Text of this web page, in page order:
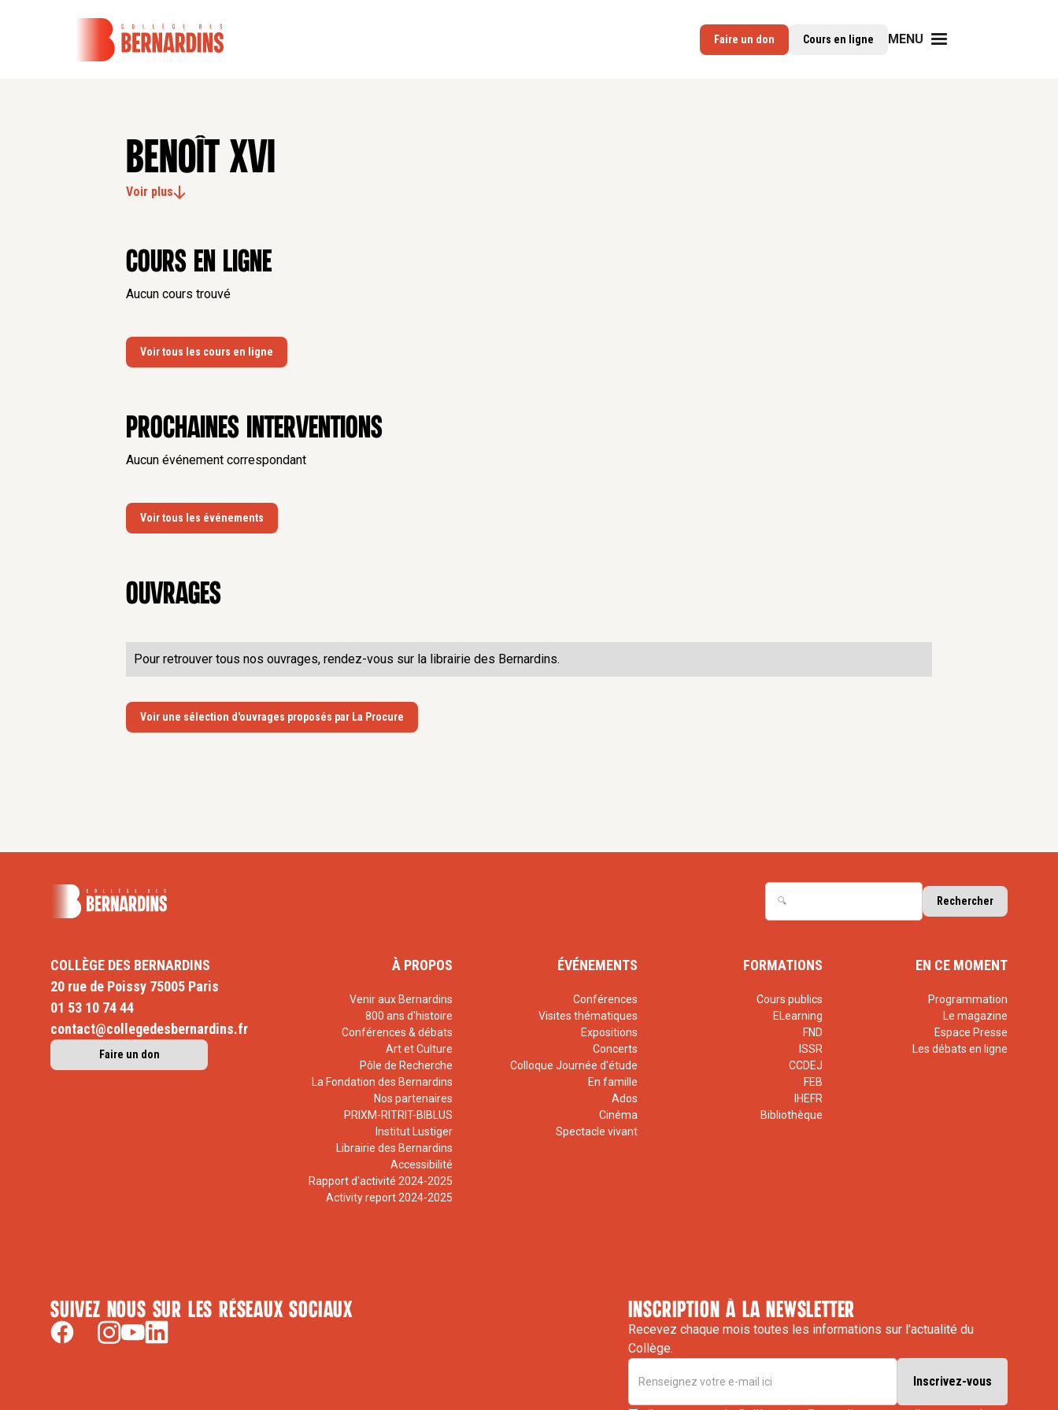
Faire un don Cours en ligne MENU
BENOÎT XVI
Voir plus
Cours en ligne
Aucun cours trouvé
Voir tous les cours en ligne
Prochaines interventions
Aucun événement correspondant
Voir tous les événements
Ouvrages
Pour retrouver tous nos ouvrages, rendez-vous sur la librairie des Bernardins.
Voir une sélection d'ouvrages proposés par La Procure
COLLÈGE DES BERNARDINS
20 rue de Poissy 75005 Paris
01 53 10 74 44
contact@collegedesbernardins.fr
Faire un don
À PROPOS
Venir aux Bernardins
800 ans d'histoire
Conférences & débats
Art et Culture
Pôle de Recherche
La Fondation des Bernardins
Nos partenaires
PRIXM-RITRIT-BIBLUS
Institut Lustiger
Librairie des Bernardins
Accessibilité
Rapport d'activité 2024-2025
Activity report 2024-2025
ÉVÉNEMENTS
Conférences
Visites thématiques
Expositions
Concerts
Colloque Journée d'étude
En famille
Ados
Cinéma
Spectacle vivant
FORMATIONS
Cours publics
ELearning
FND
ISSR
CCDEJ
FEB
IHEFR
Bibliothèque
EN CE MOMENT
Programmation
Le magazine
Espace Presse
Les débats en ligne
Suivez nous sur les réseaux sociaux inscription à la newsletter
Recevez chaque mois toutes les informations sur l'actualité du
Collège.